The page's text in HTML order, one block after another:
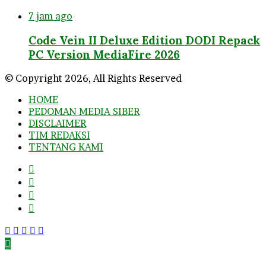
7 jam ago
Code Vein II Deluxe Edition DODI Repack
PC Version MediaFire 2026
© Copyright 2026, All Rights Reserved
HOME
PEDOMAN MEDIA SIBER
DISCLAIMER
TIM REDAKSI
TENTANG KAMI
Facebook
Twitter
WhatsApp
Telegram